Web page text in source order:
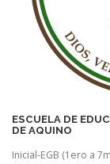
ESCUELA DE
DE AQUINO
Inicial-EGB (1ero a